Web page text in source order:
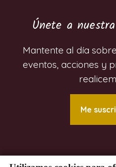
Únete a
Mantente al día
eventos, acciones y
Me